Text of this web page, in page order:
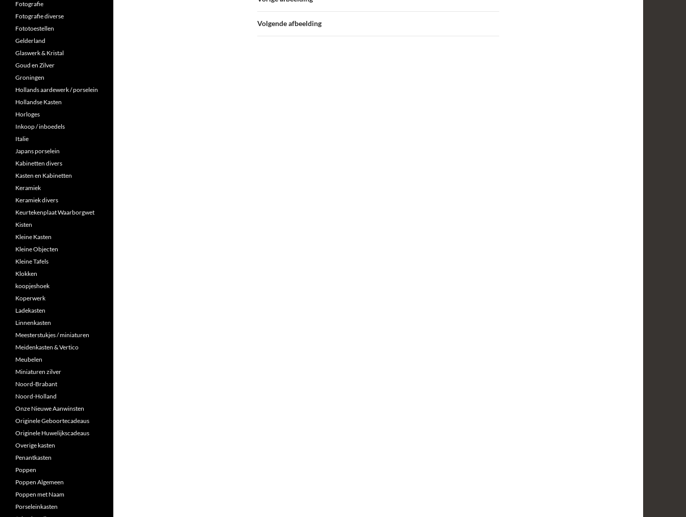
Volgende afbeelding
Fotografie
Fotografie diverse
Fototoestellen
Gelderland
Glaswerk & Kristal
Goud en Zilver
Groningen
Hollands aardewerk / porselein
Hollandse Kasten
Horloges
Inkoop / inboedels
Italie
Japans porselein
Kabinetten divers
Kasten en Kabinetten
Keramiek
Keramiek divers
Keurtekenplaat Waarborgwet
Kisten
Kleine Kasten
Kleine Objecten
Kleine Tafels
Klokken
koopjeshoek
Koperwerk
Ladekasten
Linnenkasten
Meesterstukjes / miniaturen
Meidenkasten & Vertico
Meubelen
Miniaturen zilver
Noord-Brabant
Noord-Holland
Onze Nieuwe Aanwinsten
Originele Geboortecadeaus
Originele Huwelijkscadeaus
Overige kasten
Penantkasten
Poppen
Poppen Algemeen
Poppen met Naam
Porseleinkasten